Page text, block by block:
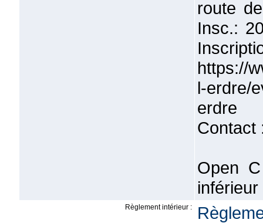
route
Insc.:
https://
l-erdre/
erdre
Contact
Open
Règlement intérieur :